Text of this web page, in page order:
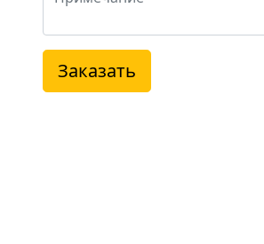
Заказать